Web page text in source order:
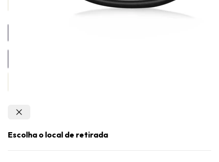
Escolha o local de retirada